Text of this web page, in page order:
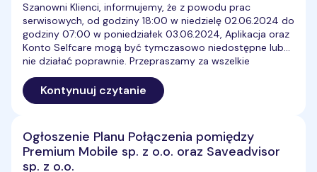
Szanowni Klienci, informujemy, że z powodu prac
serwisowych, od godziny 18:00 w niedzielę 02.06.2024 do
godziny 07:00 w poniedziałek 03.06.2024, Aplikacja oraz
Konto Selfcare mogą być tymczasowo niedostępne lub
nie działać poprawnie. Przepraszamy za wszelkie
niedogodności i dziękujemy za wyrozumiałość. Nasze
działania mają na celu poprawę jakości usług i
zapewnienie jeszcze lepszej obsługi w przyszłości. […]
Kontynuuj czytanie
Ogłoszenie Planu Połączenia pomiędzy
Premium Mobile sp. z o.o. oraz Saveadvisor
sp. z o.o.